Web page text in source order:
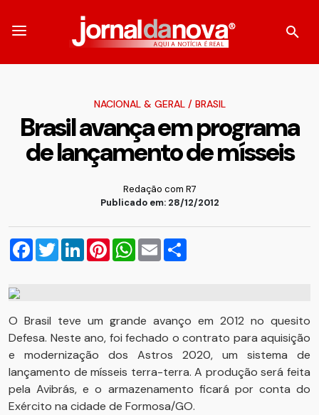
NACIONAL & GERAL/ BRASIL
Brasil avança em programa
de lançamento de mísseis
Redação com R7
Publicado em: 28/12/2012
Facebook
TwitterLinkedInPinterestWhatsApp
Email
O Brasil teve um grande avanço em 2012 no quesito
Defesa. Neste ano, foi fechado o contrato para aquisição
e modernização dos Astros 2020, um sistema de
lançamento de mísseis terra-terra. A produção será feita
pela Avibrás, e o armazenamento ficará por conta do
Exército na cidade de Formosa/GO.